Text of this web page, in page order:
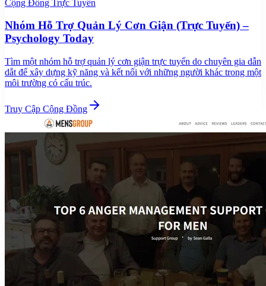
Cộng Đồng Trực Tuyến
Nhóm Hỗ Trợ Quản Lý Cơn Giận (Trực Tuyến) –
Psychology Today
Tìm một nhóm hỗ trợ quản lý cơn giận trực tuyến do chuyên gia dẫn
dắt để xây dựng kỹ năng và kết nối với những người khác trong một
môi trường có cấu trúc.
Truy Cập Cộng Đồng